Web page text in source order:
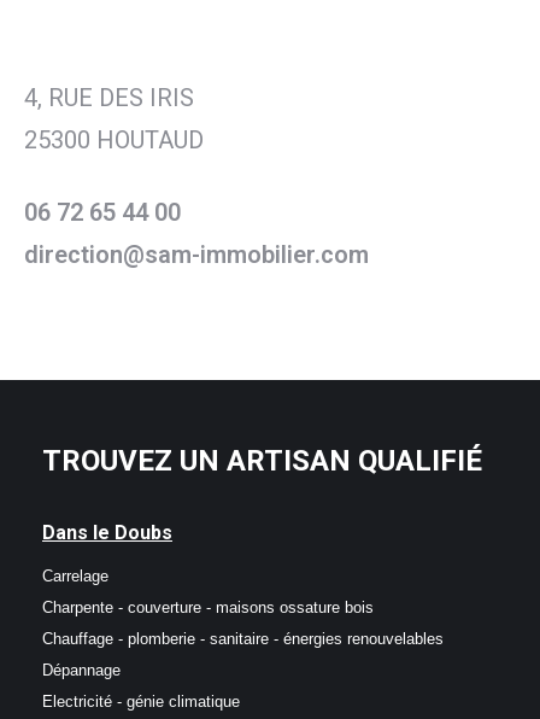
4, RUE DES IRIS
25300 HOUTAUD
06 72 65 44 00
direction@sam-immobilier.com
TROUVEZ UN ARTISAN QUALIFIÉ
Dans le Doubs
Carrelage
Charpente - couverture - maisons ossature bois
Chauffage - plomberie - sanitaire - énergies renouvelables
Dépannage
Electricité - génie climatique